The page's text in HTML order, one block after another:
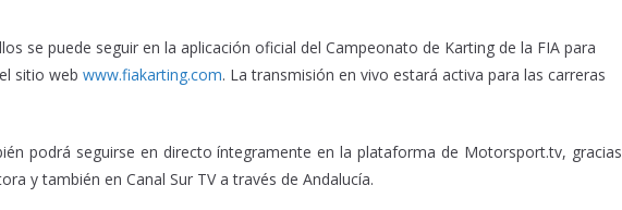
se puede seguir en la aplicación oficial del Campeonato de Karting de la FIA para
sitio web www.fiakarting.com. La transmisión en vivo estará activa para las carreras
podrá seguirse en directo íntegramente en la plataforma de Motorsport.tv, gracias
y también en Canal Sur TV a través de Andalucía.